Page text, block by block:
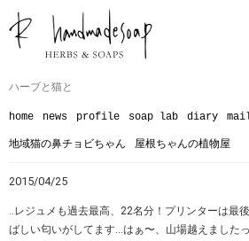
ハーブと猫と
home news profile soap lab diary
地域猫の鼻チョビちゃん 屋根ちゃんの植物屋
2015/04/25
‥レジュメも過去最高、22名分！プリンターは最
ばしい匂いがしてます…はぁ〜、山場越えました